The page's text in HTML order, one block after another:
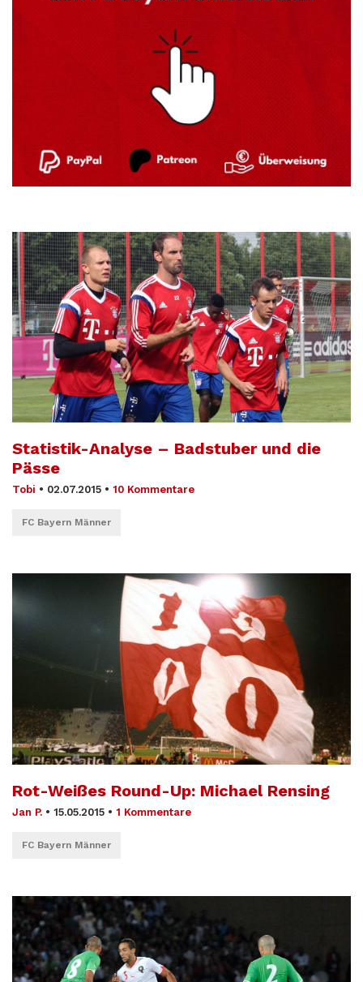
Statistik-Analyse – Badstuber und die
Pässe
Tobi • 02.07.2015 • 10 Kommentare
FC Bayern Männer
Rot-Weißes Round-Up: Michael Rensing
Jan P. • 15.05.2015 • 1 Kommentare
FC Bayern Männer